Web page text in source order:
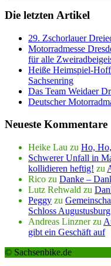
Die letzten Artikel
29. Zschorlauer
Motorradmesse
für alle
Heiße Heimspiel-
Sachsenring
Das Team Weidaer
Deutscher
Neueste Kommentare
Heike Lau zu Ho,
Schwerer Unfall in
kollidieren heftig! zu
Rico zu Danke –
Lutz Rehwald zu
Peggy zu
Schloss Augustusburg
Andreas Linznerzu
gibt ein Geschäft auf
© Sachsenbike.de